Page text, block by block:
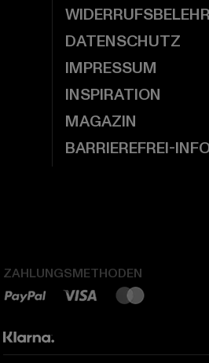
DATENSCHUTZ
IMPRESSUM
INSPIRATION
MAGAZIN
BARRIEREFREI-
ZAHLUNGSMETHODEN